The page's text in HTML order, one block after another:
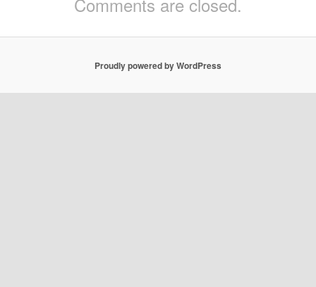
Proudly powered by WordPress